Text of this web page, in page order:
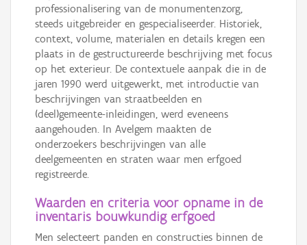
professionalisering van de monumentenzorg,
steeds uitgebreider en gespecialiseerder. Historiek,
context, volume, materialen en details kregen een
plaats in de gestructureerde beschrijving met focus
op het exterieur. De contextuele aanpak die in de
jaren 1990 werd uitgewerkt, met introductie van
beschrijvingen van straatbeelden en
(deel)gemeente-inleidingen, werd eveneens
aangehouden. In Avelgem maakten de
onderzoekers beschrijvingen van alle
deelgemeenten en straten waar men erfgoed
registreerde.
Waarden en criteria voor opname in de
inventaris bouwkundig erfgoed
Men selecteert panden en constructies binnen de